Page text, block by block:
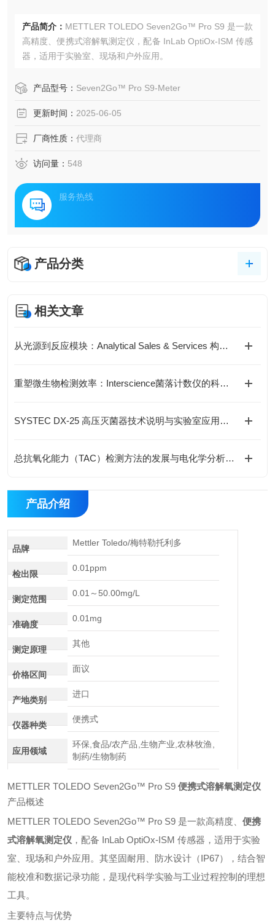
产品简介： METTLER TOLEDO Seven2Go™ Pro S9 是一款
高精度、便携式溶解氧测定仪，配备 InLab OptiOx-ISM 传感
器，适用于实验室、现场和户外应用。
产品型号： Seven2Go™ Pro S9-Meter
更新时间： 2025-06-05
厂商性质： 代理商
访问量： 548
服务热线
产品分类
相关文章
从光源到反应模块：Analytical Sales & Services 构建标准化光化学实验体系
重塑微生物检测效率：Interscience菌落计数仪的科研创新价值
SYSTEC DX-25 高压灭菌器技术说明与实验室应用解析
总抗氧化能力（TAC）检测方法的发展与电化学分析技术的应用
产品介绍
品牌
Mettler Toledo/梅特勒托利多
检出限
0.01ppm
测定范围
0.01～50.00mg/L
准确度
0.01mg
测定原理
其他
价格区间
面议
产地类别
进口
仪器种类
便携式
应用领域
环保,食品/农产品,生物产业,农林牧渔,
制药/生物制药
METTLER TOLEDO Seven2Go™ Pro S9 便携式溶解氧测定仪
产品概述
METTLER TOLEDO Seven2Go™ Pro S9 是一款高精度、 便携
式溶解氧测定仪 ，配备 InLab OptiOx-ISM 传感器，适用于实验
室、现场和户外应用。其坚固耐用、防水设计（IP67），结合智
能校准和数据记录功能，是现代科学实验与工业过程控制的理想
工具。
主要特点与优势